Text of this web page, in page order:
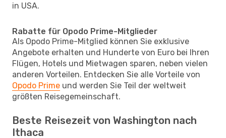
in USA.
Rabatte für Opodo Prime-Mitglieder
Als Opodo Prime-Mitglied können Sie exklusive
Angebote erhalten und Hunderte von Euro bei Ihren
Flügen, Hotels und Mietwagen sparen, neben vielen
anderen Vorteilen. Entdecken Sie alle Vorteile von
Opodo Prime und werden Sie Teil der weltweit
größten Reisegemeinschaft.
Beste Reisezeit von Washington nach
Ithaca